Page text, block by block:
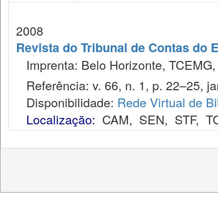
2008
Revista do Tribunal de Contas do
Imprenta: Belo Horizonte,
Referência: v. 66, n. 1, p. 22–25,
Disponibilidade: Rede Virtual de
Localização: CAM, SEN, STF,